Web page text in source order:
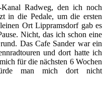
Radweg, den ich noch
in die Pedale, um die ersten
Ort Lippramsdorf gab es
Nicht, das ich schon eine
Das Cafe Sander war ein
und dort hatte ich
für die nächsten 6 Wochen
man mich dort nicht